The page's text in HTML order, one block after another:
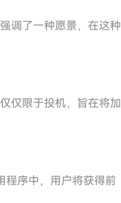
调了一种愿景，在这种
仅限于投机，旨在将加
程序中，用户将获得前